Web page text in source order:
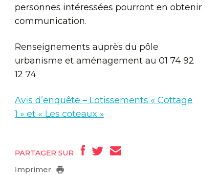
personnes intéressées pourront en obtenir
communication.
Renseignements auprès du pôle
urbanisme et aménagement au 01 74 92
12 74
Avis d’enquête – Lotissements « Cottage
1 » et « Les coteaux »
PARTAGER SUR
Imprimer